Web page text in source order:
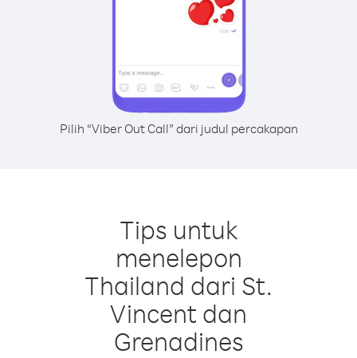
Pilih “Viber Out Call” dari judul percakapan
Tips untuk
menelepon
Thailand dari St.
Vincent dan
Grenadines